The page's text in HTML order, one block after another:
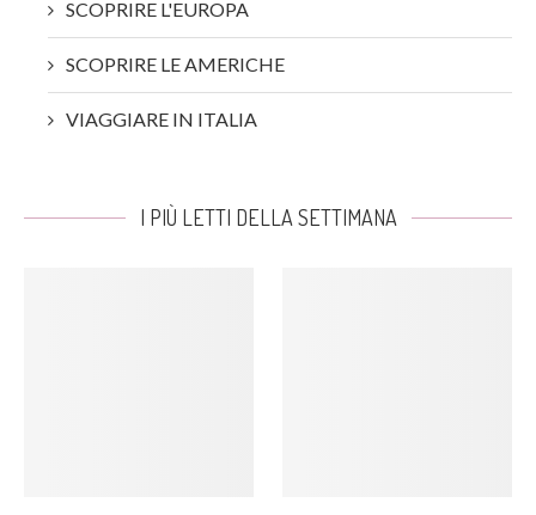
SCOPRIRE L'EUROPA
SCOPRIRE LE AMERICHE
VIAGGIARE IN ITALIA
I PIÙ LETTI DELLA SETTIMANA